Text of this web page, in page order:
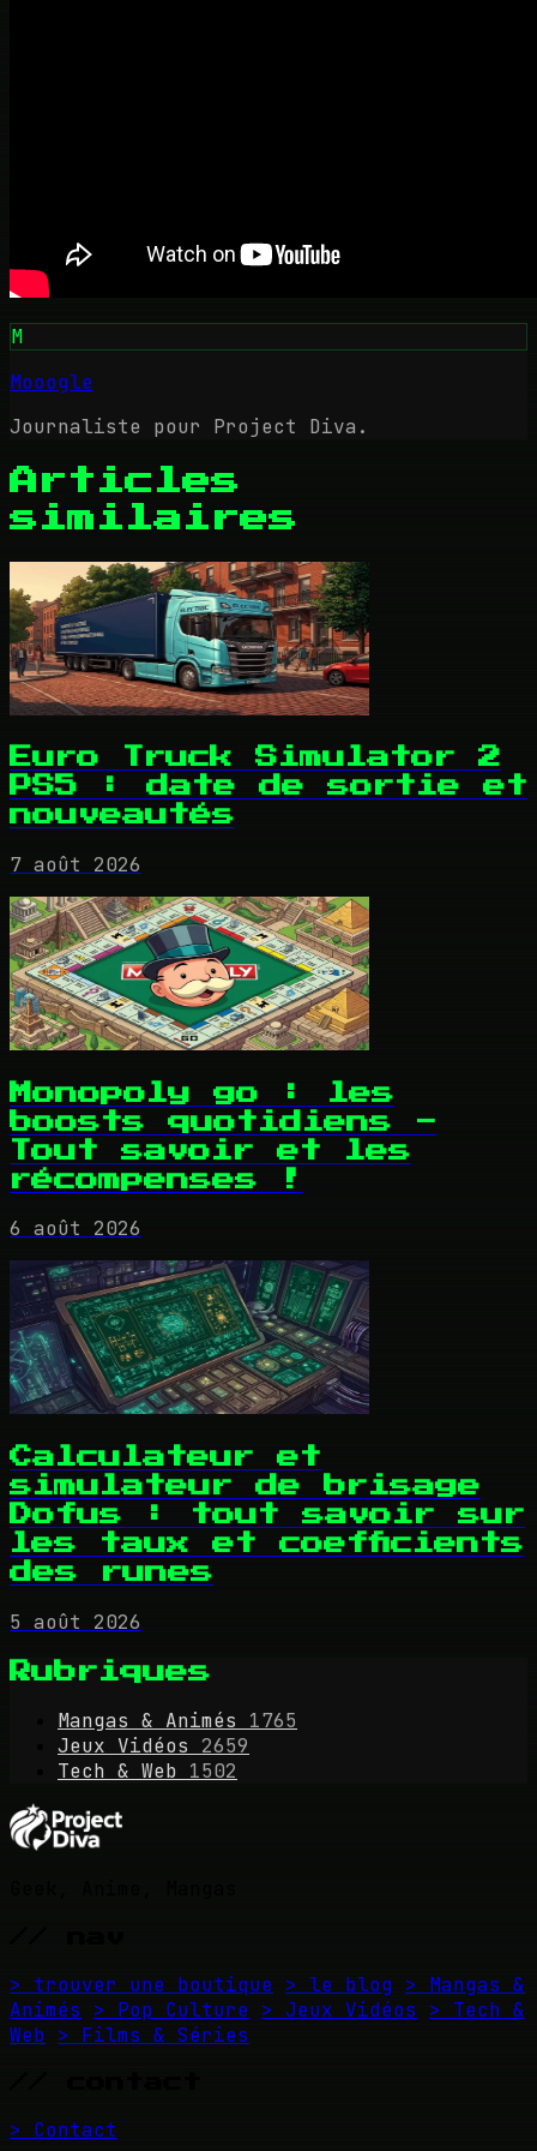
M
Mooogle
Journaliste pour Project Diva.
Articles
similaires
Euro Truck Simulator 2
PS5 : date de sortie et
nouveautés
7 août 2026
Monopoly go : les
boosts quotidiens -
Tout savoir et les
récompenses !
6 août 2026
Calculateur et
simulateur de brisage
Dofus : tout savoir sur
les taux et coefficients
des runes
5 août 2026
Rubriques
Mangas & Animés
1765
Jeux Vidéos
2659
Tech & Web 1502
> trouver une boutique > le blog > Mangas &
Animés
> Pop Culture > Jeux Vidéos
> Tech &
Web > Films & Séries
> Contact